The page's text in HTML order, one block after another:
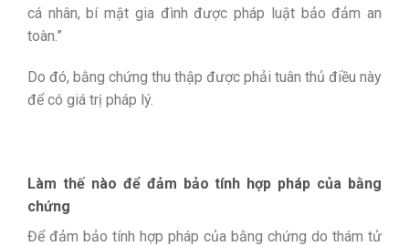
cá nhân, bí mật gia đình được pháp luật bảo đảm an
toàn.”
Do đó, bằng chứng thu thập được phải tuân thủ điều này
để có giá trị pháp lý.
Làm thế nào để đảm bảo tính hợp pháp của bằng
chứng
Để đảm bảo tính hợp pháp của bằng chứng do thám tử